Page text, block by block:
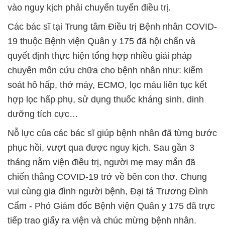
vào nguy kịch phải chuyển tuyến điều trị.
Các bác sĩ tại Trung tâm Điều trị Bệnh nhân COVID-
19 thuộc Bệnh viện Quân y 175 đã hội chẩn và
quyết định thực hiện tổng hợp nhiều giải pháp
chuyên môn cứu chữa cho bệnh nhân như: kiểm
soát hô hấp, thở máy, ECMO, lọc máu liên tục kết
hợp lọc hấp phụ, sử dụng thuốc kháng sinh, dinh
dưỡng tích cực…
Nỗ lực của các bác sĩ giúp bệnh nhân đã từng bước
phục hồi, vượt qua được nguy kịch. Sau gần 3
tháng nằm viện điều trị, người mẹ may mắn đã
chiến thắng COVID-19 trở về bên con thơ. Chung
vui cùng gia đình người bệnh, Đại tá Trương Đình
Cẩm - Phó Giám đốc Bệnh viện Quân y 175 đã trực
tiếp trao giấy ra viện và chúc mừng bệnh nhân.